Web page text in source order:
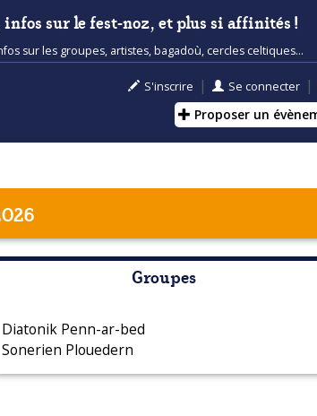
infos sur le fest-noz, et plus si affinités !
sur les groupes, artistes, bagadoù, cercles celtiques...
S'inscrire | Se connecter |
Proposer un
Groupes
Diatonik Penn-ar-bed
Sonerien Plouedern